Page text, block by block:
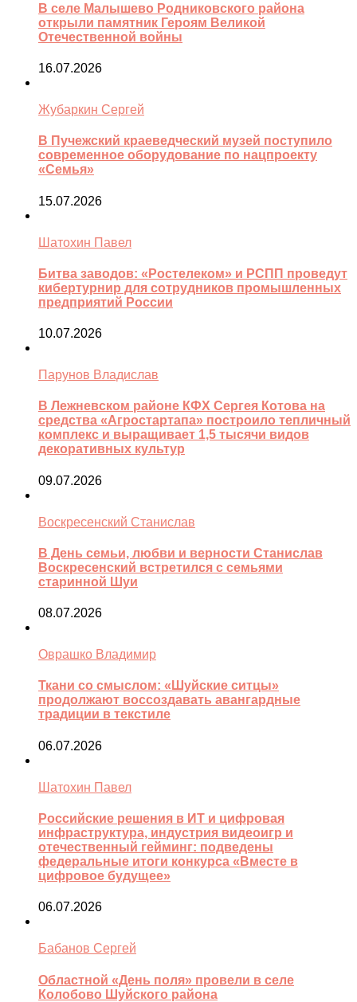
В селе Малышево Родниковского района
открыли памятник Героям Великой
Отечественной войны
16.07.2026
Жубаркин Сергей
В Пучежский краеведческий музей поступило
современное оборудование по нацпроекту
«Семья»
15.07.2026
Шатохин Павел
Битва заводов: «Ростелеком» и РСПП проведут
кибертурнир для сотрудников промышленных
предприятий России
10.07.2026
Парунов Владислав
В Лежневском районе КФХ Сергея Котова на
средства «Агростартапа» построило тепличный
комплекс и выращивает 1,5 тысячи видов
декоративных культур
09.07.2026
Воскресенский Станислав
В День семьи, любви и верности Станислав
Воскресенский встретился с семьями
старинной Шуи
08.07.2026
Оврашко Владимир
Ткани со смыслом: «Шуйские ситцы»
продолжают воссоздавать авангардные
традиции в текстиле
06.07.2026
Шатохин Павел
Российские решения в ИТ и цифровая
инфраструктура, индустрия видеоигр и
отечественный гейминг: подведены
федеральные итоги конкурса «Вместе в
цифровое будущее»
06.07.2026
Бабанов Сергей
Областной «День поля» провели в селе
Колобово Шуйского района